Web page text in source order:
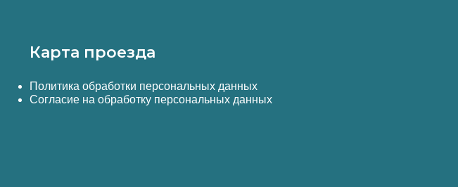
Карта проезда
Политика обработки персональных данных
Согласие на обработку персональных данных